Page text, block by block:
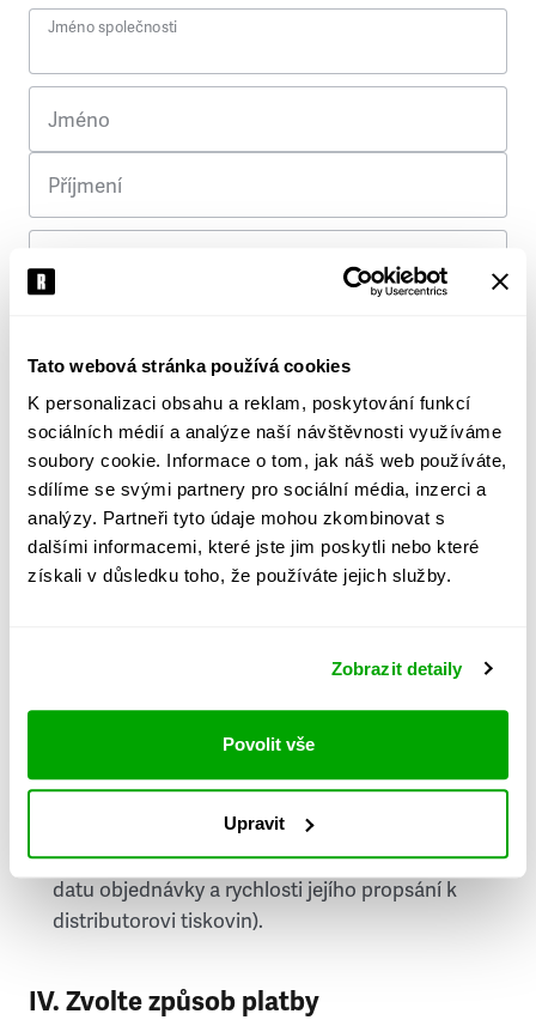
Tato webová stránka používá cookies
K personalizaci obsahu a reklam, poskytování funkcí
sociálních médií a analýze naší návštěvnosti využíváme
soubory cookie. Informace o tom, jak náš web používáte,
sdílíme se svými partnery pro sociální média, inzerci a
analýzy. Partneři tyto údaje mohou zkombinovat s
dalšími informacemi, které jste jim poskytli nebo které
získali v důsledku toho, že používáte jejich služby.
Zobrazit detaily
Povolit vše
Upravit
Jméno společnosti
Jméno
Příjmení
Ulice
Město
PSČ
Stát
doručování týdeníku Respekt v tištěné verzi, na
první vydání ve vaší schránce se můžete těšit
příští, nejpozději přespříští týden (v závislosti na
datu objednávky a rychlosti jejího propsání k
distributorovi tiskovin).
IV. Zvolte způsob platby